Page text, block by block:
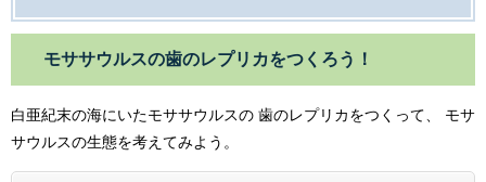
モササウルスの歯のレプリカをつくろう！
白亜紀末の海にいたモササウルスの 歯のレプリカをつくって、 モサ
サウルスの生態を考えてみよう。